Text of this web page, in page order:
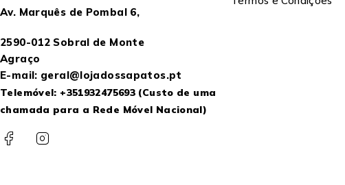
Av. Marquês de Pombal 6,
2590-012 Sobral de Monte
Agraço
E-mail: geral@lojadossapatos.pt
Telemóvel: +351932475693 (Custo de uma
chamada para a Rede Móvel Nacional)